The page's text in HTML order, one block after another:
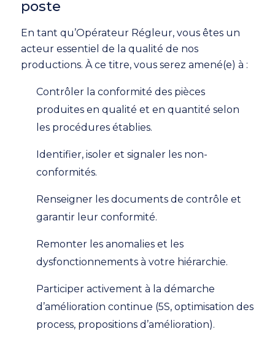
poste
En tant qu’Opérateur Régleur, vous êtes un
acteur essentiel de la qualité de nos
productions. À ce titre, vous serez amené(e) à :
Contrôler la conformité des pièces
produites en qualité et en quantité selon
les procédures établies.
Identifier, isoler et signaler les non-
conformités.
Renseigner les documents de contrôle et
garantir leur conformité.
Remonter les anomalies et les
dysfonctionnements à votre hiérarchie.
Participer activement à la démarche
d’amélioration continue (5S, optimisation des
process, propositions d’amélioration).